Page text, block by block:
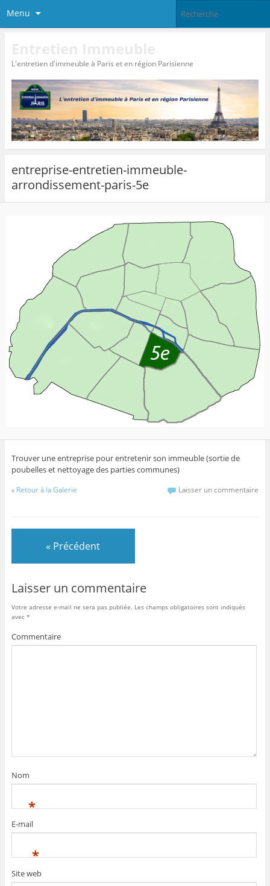
Menu
L'entretien d'immeuble à Paris et en région Parisienne
entreprise-entretien-immeuble-
arrondissement-paris-5e
Trouver une entreprise pour entretenir son immeuble (sortie de
poubelles et nettoyage des parties communes)
« Retour à la Galerie Laisser un commentaire
« Précédent
Laisser un commentaire
Votre adresse e-mail ne sera pas publiée. Les champs obligatoires sont indiqués
avec *
Commentaire
Nom
*
E-mail
*
Site web